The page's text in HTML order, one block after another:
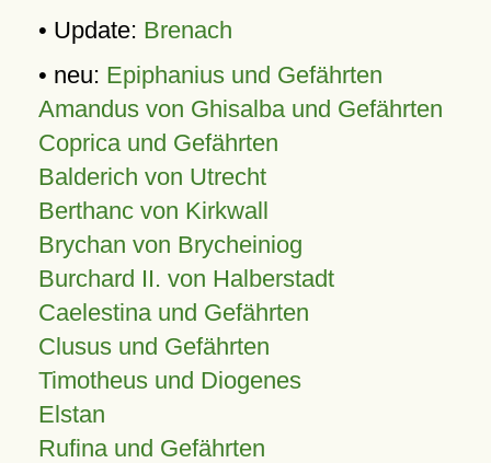
• Update: Brenach
• neu: Epiphanius und Gefährten
Amandus von Ghisalba und Gefährten
Coprica und Gefährten
Balderich von Utrecht
Berthanc von Kirkwall
Brychan von Brycheiniog
Burchard II. von Halberstadt
Caelestina und Gefährten
Clusus und Gefährten
Timotheus und Diogenes
Elstan
Rufina und Gefährten